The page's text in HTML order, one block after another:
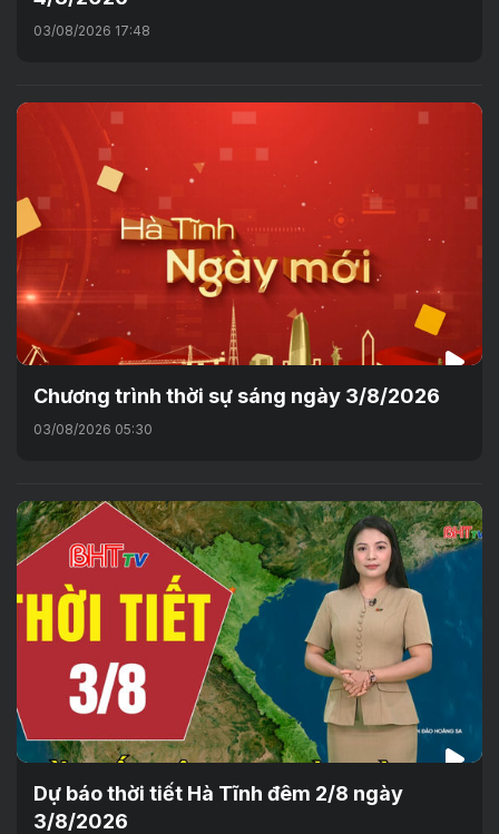
03/08/2026 17:48
Chương trình thời sự sáng ngày 3/8/2026
03/08/2026 05:30
Dự báo thời tiết Hà Tĩnh đêm 2/8 ngày
3/8/2026